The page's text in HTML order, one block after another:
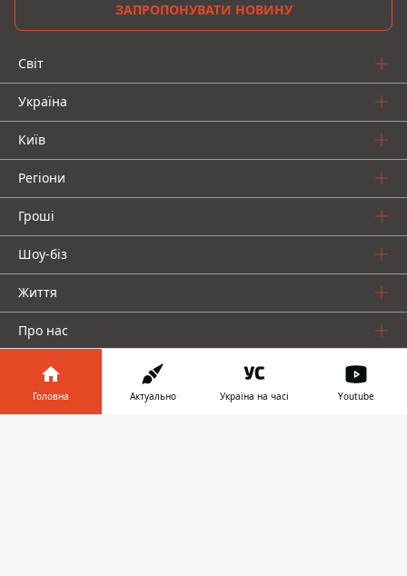
ЗАПРОПОНУВАТИ НОВИНУ
Світ
Україна
Київ
Регіони
Гроші
Шоу-біз
Життя
Про нас
Головна Актуально Україна на часі Youtube